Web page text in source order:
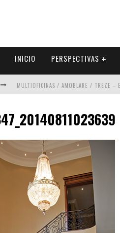
INICIO PERSPECTIVAS
MULTIOFICINAS / AMOBLARE / TREZE –
COLINEAL – ESPECIAL INTERIORISMO &
ADRIANA HOYOS DESIGN STUDIO –